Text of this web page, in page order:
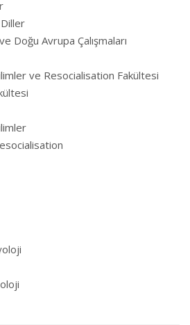
Diller
Doğu Avrupa Çalışmaları
ve Resocialisation Fakültesi